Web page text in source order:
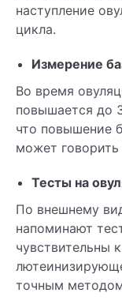
наступление
цикла.
Измерение
Во время
повышается до
что повышение
может
Тесты на
По внешнему
напоминают
чувствительны
точным